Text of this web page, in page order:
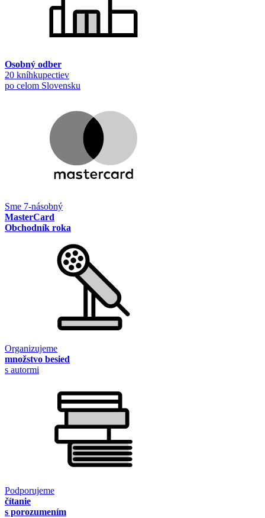
Osobný odber
20 kníhkupectiev
po celom Slovensku
Sme 7-násobný
MasterCard
Obchodník roka
Organizujeme
množstvo besied
s autormi
Podporujeme
čítanie
s porozumením